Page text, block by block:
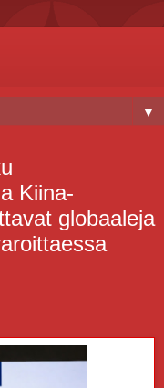
▼
Kiina-
globaaleja